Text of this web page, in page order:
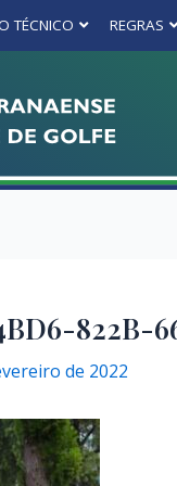
TÉCNICO REGRAS
822B-
de 2022